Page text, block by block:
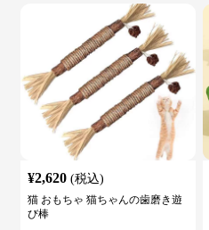
¥2,620 (税込)
猫 おもちゃ 猫ちゃんの歯磨き遊
び棒